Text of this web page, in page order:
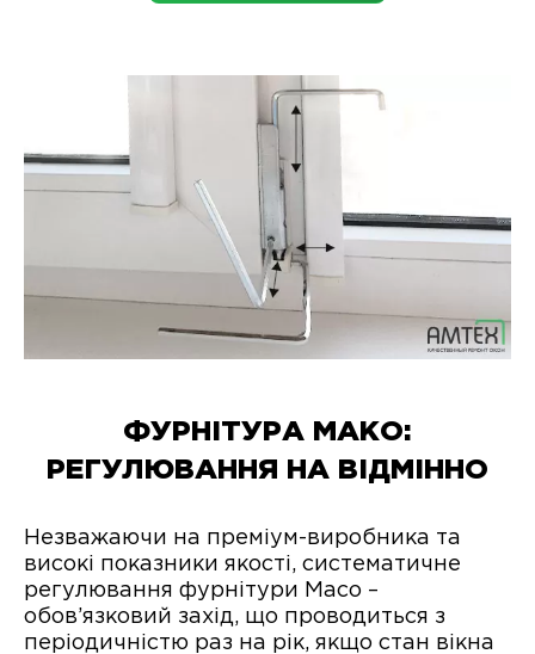
ФУРНІТУРА МАКО:
РЕГУЛЮВАННЯ НА ВІДМІННО
Незважаючи на преміум-виробника та
високі показники якості, систематичне
регулювання фурнітури Maco –
обов’язковий захід, що проводиться з
періодичністю раз на рік, якщо стан вікна